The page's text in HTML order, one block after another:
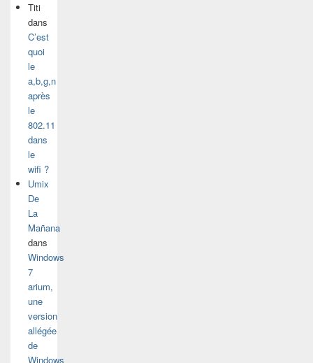
Titi
dans
C’est
quoi
le
a,b,g,n
après
le
802.11
dans
le
wifi ?
Umix
De
La
Mañana
dans
Windows
7
arium,
une
version
allégée
de
Windows